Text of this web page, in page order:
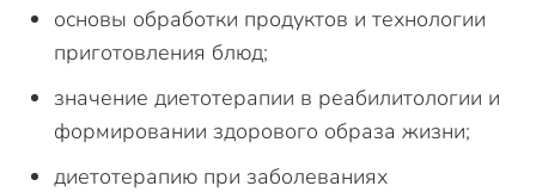
основы обработки продуктов и технологии
приготовления блюд;
значение диетотерапии в реабилитологии и
формировании здорового образа жизни;
диетотерапию при заболеваниях